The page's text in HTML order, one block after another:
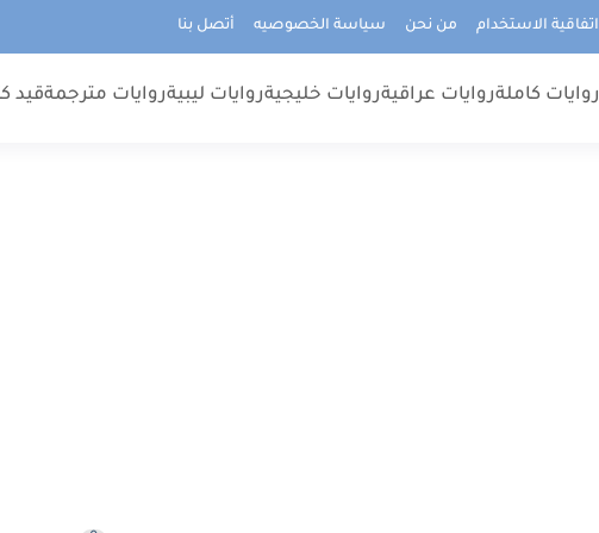
اتفاقية الاستخدام من نحن سياسة الخصوصيه أتصل بنا
روايات كاملةروايات عراقيةروايات خليجيةروايات ليبيةروايات مترجمةقيد